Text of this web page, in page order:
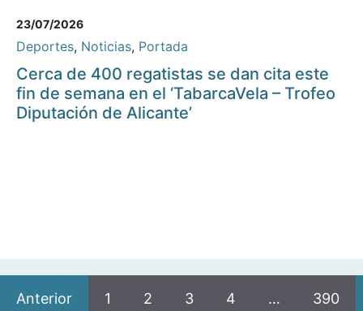
23/07/2026
Deportes, Noticias, Portada
Cerca de 400 regatistas se dan cita este
fin de semana en el ‘TabarcaVela – Trofeo
Diputación de Alicante’
Anterior 1 2 3 4 … 390